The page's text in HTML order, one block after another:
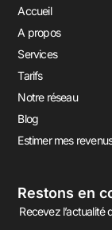
Accueil
A propos
Services
Tarifs
Notre réseau
Blog
Estimer mes
Restons en
Recevez